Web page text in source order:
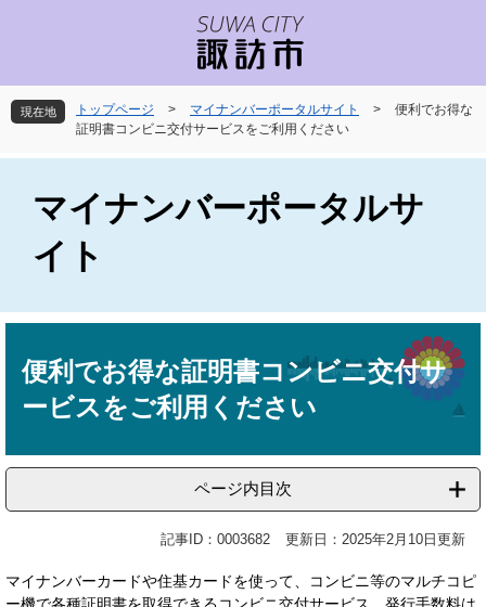
先
頭
を
飛
現在地 トップページ > マイナンバーポータルサイト >
便利でお得な
証明書コンビニ交付サービスをご利用ください
マイナンバーポータルサ
イト
便利でお得な証明書コンビニ交付サ
ービスをご利用ください
ページ内目次
記事ID：0003682 更新日：2025年2月10日更新
マイナンバーカードや住基カードを使って、コンビニ等のマルチコピ